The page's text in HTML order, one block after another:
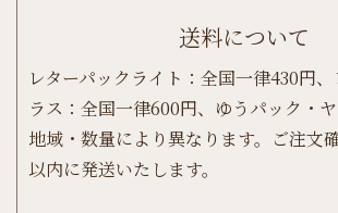
送料について
レターパックライト：全国一律430円
ラス：全国一律600円、ゆうパック・
地域・数量により異なります。ご注文
以内に発送いたします。